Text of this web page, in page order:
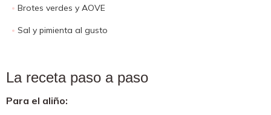
Brotes verdes y AOVE
Sal y pimienta al gusto
La receta paso a paso
Para el aliño: